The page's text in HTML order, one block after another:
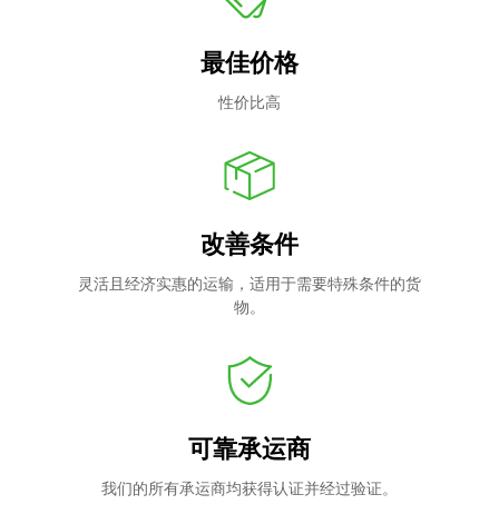
最佳价格
性价比高
改善条件
灵活且经济实惠的运输，适用于需要特殊条件的货
物。
可靠承运商
我们的所有承运商均获得认证并经过验证。